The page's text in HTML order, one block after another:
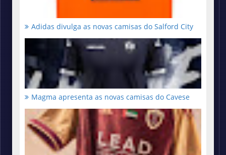
Adidas divulga as novas camisas do Salford City
Magma apresenta as novas camisas do Cavese